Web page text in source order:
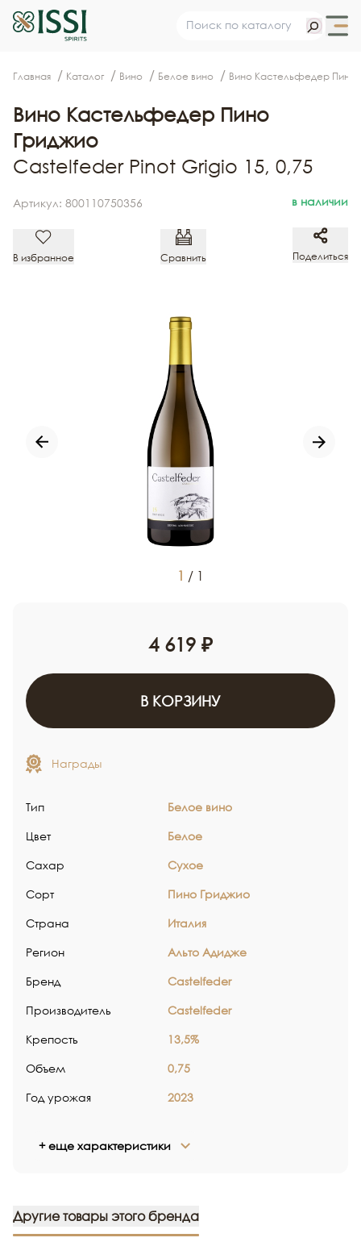
Главная Каталог Вино Белое вино Вино Кастельфедер Пино
Вино Кастельфедер Пино
Гриджио
Castelfeder Pinot Grigio 15, 0,75
Артикул: 800110750356 в наличии
В избранное Сравнить Поделиться
1 / 1
4 619 ₽
В КОРЗИНУ
Награды
Тип Белое вино
Цвет Белое
Сахар Сухое
Сорт Пино Гриджио
Страна Италия
Регион Альто Адидже
Бренд Castelfeder
Производитель Castelfeder
Крепость 13,5%
Объем 0,75
Год урожая 2023
+ еще характеристики
Другие товары этого бренда